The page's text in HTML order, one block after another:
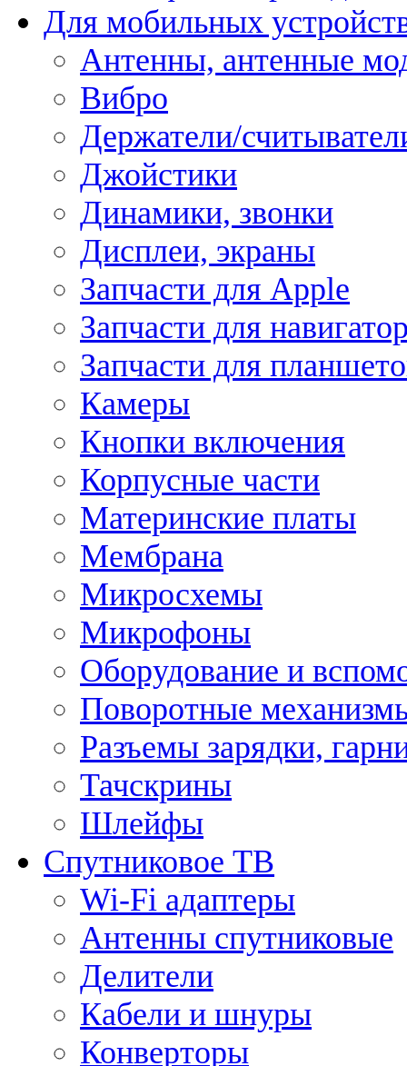
Для мобильных
Антенны, антенные
Вибро
Держатели/
Джойстики
Динамики, звонки
Дисплеи, экраны
Запчасти для Apple
Запчасти для
Запчасти для
Камеры
Кнопки включения
Корпусные части
Материнские платы
Мембрана
Микросхемы
Микрофоны
Оборудование и
Поворотные
Разъемы зарядки,
Тачскрины
Шлейфы
Спутниковое ТВ
Wi-Fi адаптеры
Антенны спутниковые
Делители
Кабели и шнуры
Конверторы